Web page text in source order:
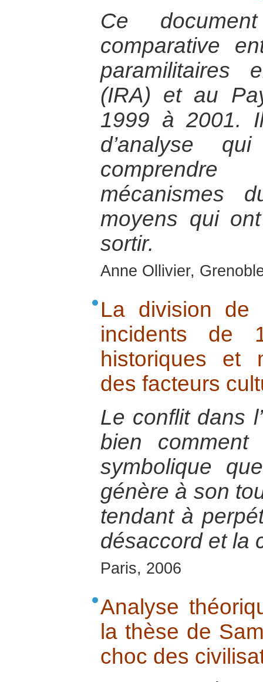
Ce
comparative
paramilitaires
(IRA) et au
1999 à 2001.
d’analyse
mécanismes
moyens qui
sortir.
Anne Ollivier,
La division de
incidents de
historiques et
des facteurs
Le conflit dans
bien comment
symbolique
génère à son
tendant à
désaccord et la
Paris, 2006
Analyse
la thèse de
choc des